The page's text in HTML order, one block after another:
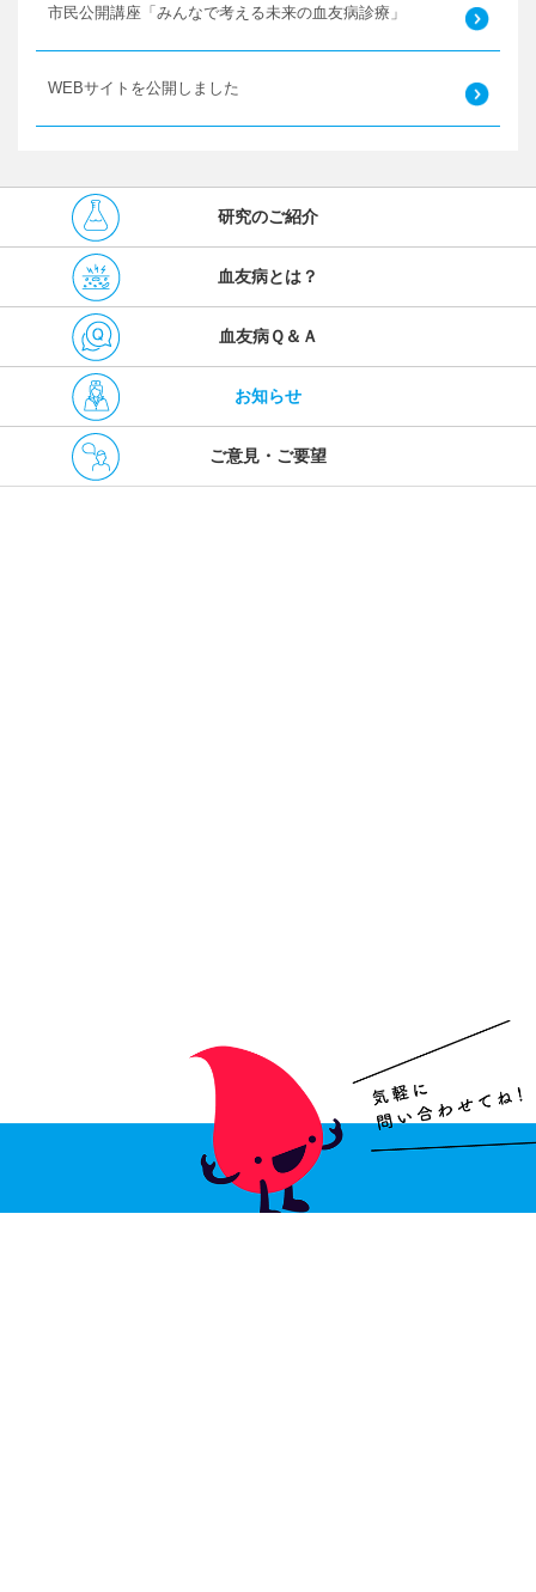
市民公開講座「みんなで考える未来の血友病診療」
WEBサイトを公開しました
研究のご紹介
血友病とは？
血友病Ｑ＆Ａ
お知らせ
ご意見・ご要望